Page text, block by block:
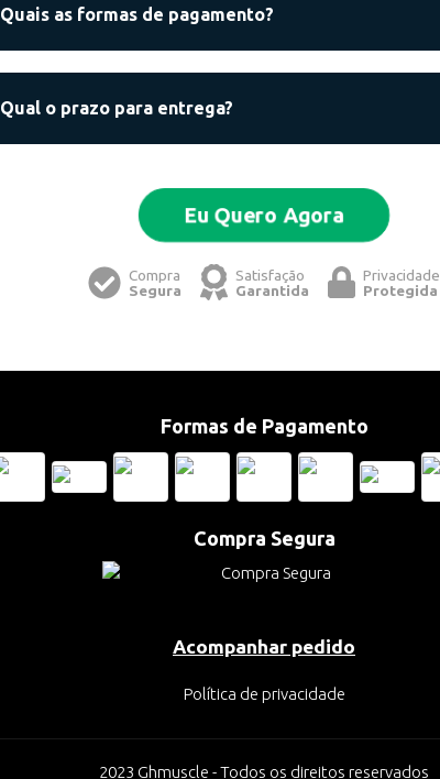
Quais as formas de pagamento?
Qual o prazo para entrega?
Eu Quero Agora
Compra
Segura
Satisfação
Garantida
Privacidade
Protegida
Formas de Pagamento
Compra Segura
Acompanhar pedido
Política de privacidade
2023 Ghmuscle - Todos os direitos reservados